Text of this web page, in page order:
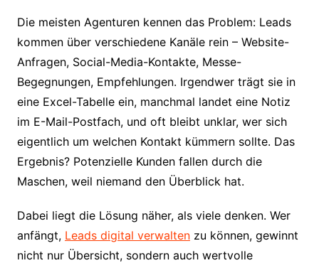
Die meisten Agenturen kennen das Problem: Leads
kommen über verschiedene Kanäle rein – Website-
Anfragen, Social-Media-Kontakte, Messe-
Begegnungen, Empfehlungen. Irgendwer trägt sie in
eine Excel-Tabelle ein, manchmal landet eine Notiz
im E-Mail-Postfach, und oft bleibt unklar, wer sich
eigentlich um welchen Kontakt kümmern sollte. Das
Ergebnis? Potenzielle Kunden fallen durch die
Maschen, weil niemand den Überblick hat.
Dabei liegt die Lösung näher, als viele denken. Wer
anfängt, Leads digital verwaltenzu können, gewinnt
nicht nur Übersicht, sondern auch wertvolle